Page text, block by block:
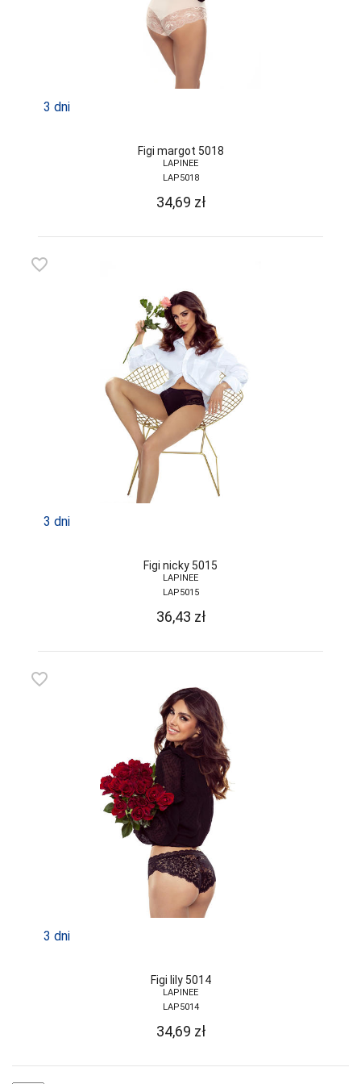
3 dni
Figi margot 5018
LAPINEE
LAP5018
34,69 zł
favorite_border
3 dni
Figi nicky 5015
LAPINEE
LAP5015
36,43 zł
favorite_border
3 dni
Figi lily 5014
LAPINEE
LAP5014
34,69 zł